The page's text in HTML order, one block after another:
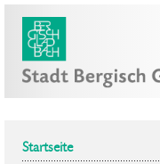
Startseite